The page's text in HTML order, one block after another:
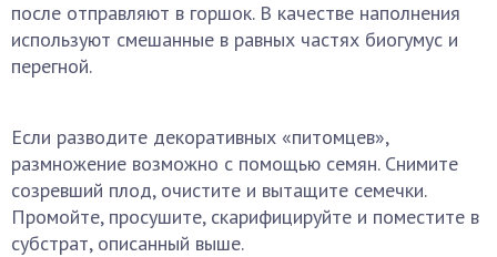
после отправляют в горшок. В качестве наполнения
используют смешанные в равных частях биогумус и
перегной.
Если разводите декоративных «питомцев»,
размножение возможно с помощью семян. Снимите
созревший плод, очистите и вытащите семечки.
Промойте, просушите, скарифицируйте и поместите в
субстрат, описанный выше.